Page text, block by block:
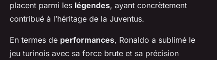
placent parmi les légendes, ayant concrètement
contribué à l’héritage de la Juventus.
En termes de performances, Ronaldo a sublimé le
jeu turinois avec sa force brute et sa précision